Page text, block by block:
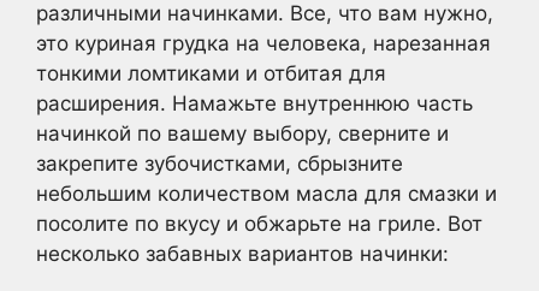
различными начинками. Все, что вам нужно,
это куриная грудка на человека, нарезанная
тонкими ломтиками и отбитая для
расширения. Намажьте внутреннюю часть
начинкой по вашему выбору, сверните и
закрепите зубочистками, сбрызните
небольшим количеством масла для смазки и
посолите по вкусу и обжарьте на гриле. Вот
несколько забавных вариантов начинки: